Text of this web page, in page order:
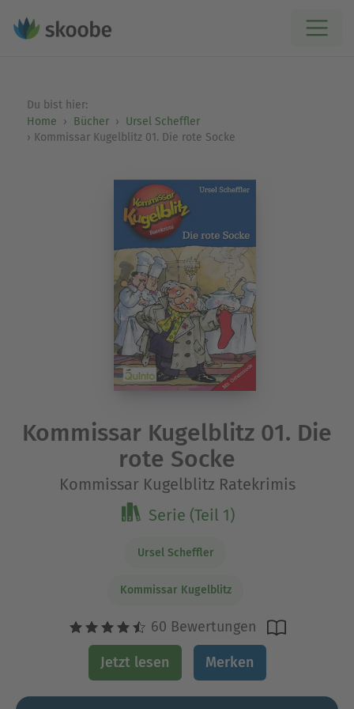
Du bist hier:
Home
Bücher
Ursel Scheffler
Kommissar Kugelblitz 01. Die rote Socke
Kommissar Kugelblitz 01. Die
rote Socke
Kommissar Kugelblitz Ratekrimis
Serie (Teil 1)
Ursel Scheffler
Kommissar Kugelblitz
60 Bewertungen
Jetzt lesen Merken